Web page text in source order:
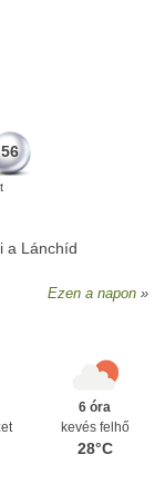
56
a Lánchíd
Ezen a napon
6 óra
kevés felhő
28°C